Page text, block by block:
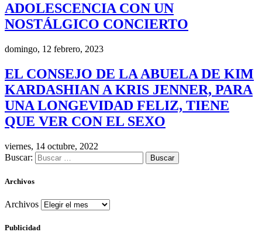
ADOLESCENCIA CON UN
NOSTÁLGICO CONCIERTO
domingo, 12 febrero, 2023
EL CONSEJO DE LA ABUELA DE KIM
KARDASHIAN A KRIS JENNER, PARA
UNA LONGEVIDAD FELIZ, TIENE
QUE VER CON EL SEXO
viernes, 14 octubre, 2022
Buscar:
Archivos
Archivos
Publicidad